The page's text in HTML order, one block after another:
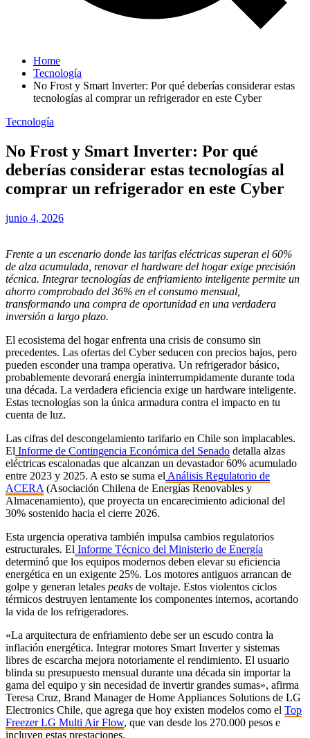
Home
Tecnología
No Frost y Smart Inverter: Por qué deberías considerar estas
tecnologías al comprar un refrigerador en este Cyber
Tecnología
No Frost y Smart Inverter: Por qué
deberías considerar estas tecnologías al
comprar un refrigerador en este Cyber
junio 4, 2026
Frente a un escenario donde las tarifas eléctricas superan el 60%
de alza acumulada, renovar el hardware del hogar exige precisión
técnica. Integrar tecnologías de enfriamiento inteligente permite un
ahorro comprobado del 36% en el consumo mensual,
transformando una compra de oportunidad en una verdadera
inversión a largo plazo.
El ecosistema del hogar enfrenta una crisis de consumo sin
precedentes. Las ofertas del Cyber seducen con precios bajos, pero
pueden esconder una trampa operativa. Un refrigerador básico,
probablemente devorará energía ininterrumpidamente durante toda
una década. La verdadera eficiencia exige un hardware inteligente.
Estas tecnologías son la única armadura contra el impacto en tu
cuenta de luz.
Las cifras del descongelamiento tarifario en Chile son implacables.
El Informe de Contingencia Económica del Senado detalla alzas
eléctricas escalonadas que alcanzan un devastador 60% acumulado
entre 2023 y 2025. A esto se suma el Análisis Regulatorio de
ACERA (Asociación Chilena de Energías Renovables y
Almacenamiento), que proyecta un encarecimiento adicional del
30% sostenido hacia el cierre 2026.
Esta urgencia operativa también impulsa cambios regulatorios
estructurales. El Informe Técnico del Ministerio de Energía
determinó que los equipos modernos deben elevar su eficiencia
energética en un exigente 25%. Los motores antiguos arrancan de
golpe y generan letales peaks de voltaje. Estos violentos ciclos
térmicos destruyen lentamente los componentes internos, acortando
la vida de los refrigeradores.
«La arquitectura de enfriamiento debe ser un escudo contra la
inflación energética. Integrar motores Smart Inverter y sistemas
libres de escarcha mejora notoriamente el rendimiento. El usuario
blinda su presupuesto mensual durante una década sin importar la
gama del equipo y sin necesidad de invertir grandes sumas», afirma
Teresa Cruz, Brand Manager de Home Appliances Solutions de LG
Electronics Chile, que agrega que hoy existen modelos como el Top
Freezer LG Multi Air Flow, que van desde los 270.000 pesos e
incluyen estas prestaciones.